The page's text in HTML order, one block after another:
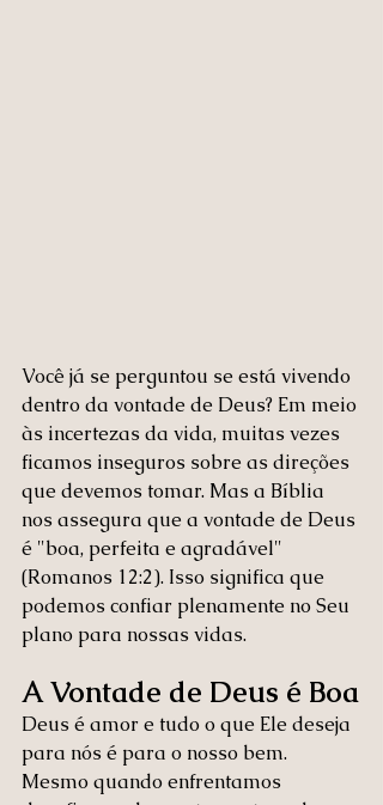
Você já se perguntou se está vivendo
dentro da vontade de Deus? Em meio
às incertezas da vida, muitas vezes
ficamos inseguros sobre as direções
que devemos tomar. Mas a Bíblia
nos assegura que a vontade de Deus
é "boa, perfeita e agradável"
(Romanos 12:2). Isso significa que
podemos confiar plenamente no Seu
plano para nossas vidas.
A Vontade de Deus é Boa
Deus é amor e tudo o que Ele deseja
para nós é para o nosso bem.
Mesmo quando enfrentamos